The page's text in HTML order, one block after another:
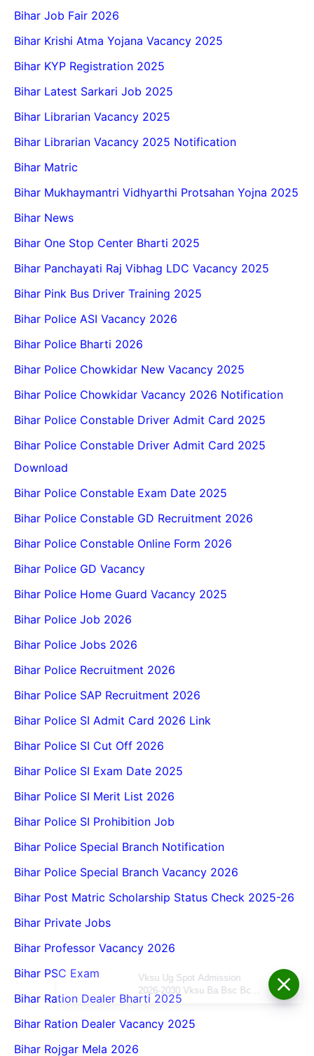
Bihar Job Fair 2026
Bihar Krishi Atma Yojana Vacancy 2025
Bihar KYP Registration 2025
Bihar Latest Sarkari Job 2025
Bihar Librarian Vacancy 2025
Bihar Librarian Vacancy 2025 Notification
Bihar Matric
Bihar Mukhaymantri Vidhyarthi Protsahan Yojna 2025
Bihar News
Bihar One Stop Center Bharti 2025
Bihar Panchayati Raj Vibhag LDC Vacancy 2025
Bihar Pink Bus Driver Training 2025
Bihar Police ASI Vacancy 2026
Bihar Police Bharti 2026
Bihar Police Chowkidar New Vacancy 2025
Bihar Police Chowkidar Vacancy 2026 Notification
Bihar Police Constable Driver Admit Card 2025
Bihar Police Constable Driver Admit Card 2025
Download
Bihar Police Constable Exam Date 2025
Bihar Police Constable GD Recruitment 2026
Bihar Police Constable Online Form 2026
Bihar Police GD Vacancy
Bihar Police Home Guard Vacancy 2025
Bihar Police Job 2026
Bihar Police Jobs 2026
Bihar Police Recruitment 2026
Bihar Police SAP Recruitment 2026
Bihar Police SI Admit Card 2026 Link
Bihar Police SI Cut Off 2026
Bihar Police SI Exam Date 2025
Bihar Police SI Merit List 2026
Bihar Police SI Prohibition Job
Bihar Police Special Branch Notification
Bihar Police Special Branch Vacancy 2026
Bihar Post Matric Scholarship Status Check 2025-26
Bihar Private Jobs
Bihar Professor Vacancy 2026
Bihar PSC Exam
Bihar Ration Dealer Bharti 2025
Bihar Ration Dealer Vacancy 2025
Bihar Rojgar Mela 2026
Vksu Ug Spot Admission
2026-2030 Vksu Ba Bsc Bcom
Spot Admission 2026-30